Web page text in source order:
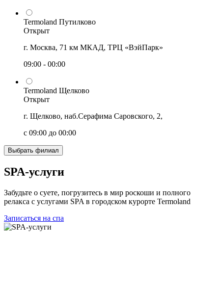
Termoland Путилково
Открыт
г. Москва, 71 км МКАД, ТРЦ «ВэйПарк»
09:00 - 00:00
Termoland Щелково
Открыт
г. Щелково, наб.Серафима Саровского, 2,
с 09:00 до 00:00
Выбрать филиал
SPA-услуги
Забудьте о суете, погрузитесь в мир роскоши и полного
релакса с услугами SPA в городском курорте Termoland
Записаться на спа